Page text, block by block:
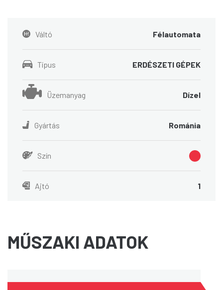
Váltó Félautomata
Típus ERDÉSZETI GÉPEK
Üzemanyag Dízel
Gyártás Románia
Szín
Ajtó 1
MŰSZAKI ADATOK